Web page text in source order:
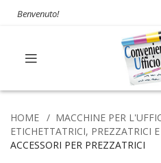
Benvenuto!
HOME
MACCHINE PER
ETICHETTATRICI, PREZZATRICI E
ACCESSORI PER PREZZATRICI